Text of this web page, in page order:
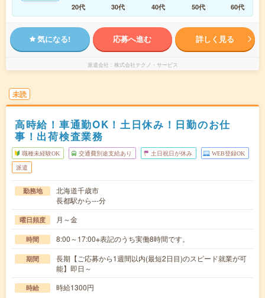
20代
30代 40代 50代 60代
気になる! 応募へ進む 詳しく見る
派遣会社 株式会社テクノ・サービス
未読
高時給！車通勤OK！土日休み！日勤のお仕
事！出荷検査業務
職種未経験OK 交通費別途支給あり 土日祝日が休み WEB登録OK
派遣
勤務地
北海道千歳市
長都駅から---分
曜日頻度 月～金
時間 8:00～17:00※表記のうち実働8時間です。
期間
長期【ご応募から1週間以内(最短2日目)のスピード就業が可
能】即日～
時給 時給1300円